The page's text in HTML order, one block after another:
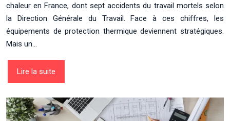
chaleur en France, dont sept accidents du travail mortels selon
la Direction Générale du Travail. Face à ces chiffres, les
équipements de protection thermique deviennent stratégiques.
Mais un…
Lire la suite